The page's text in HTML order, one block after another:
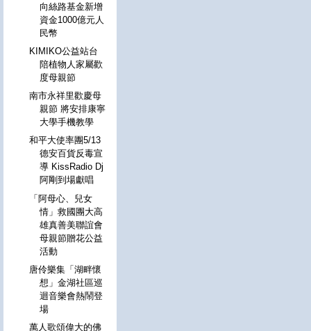
向絲路基金新增
資金1000億元人
民幣
KIMIKO公益站台
陪植物人家屬歡
度母親節
南市永祥里歡慶母
親節 將安排康寧
大學手機教學
和平大使率團5/13
德安百貨反毒宣
導 KissRadio Dj
阿剛到場獻唱
「阿母心、兒女
情」救國團大高
雄真善美聯誼會
母親節贈花公益
活動
唐伶樂集「湖畔懷
想」金湖社區巡
迴音樂會熱鬧登
場
萬人歌頌偉大的佛